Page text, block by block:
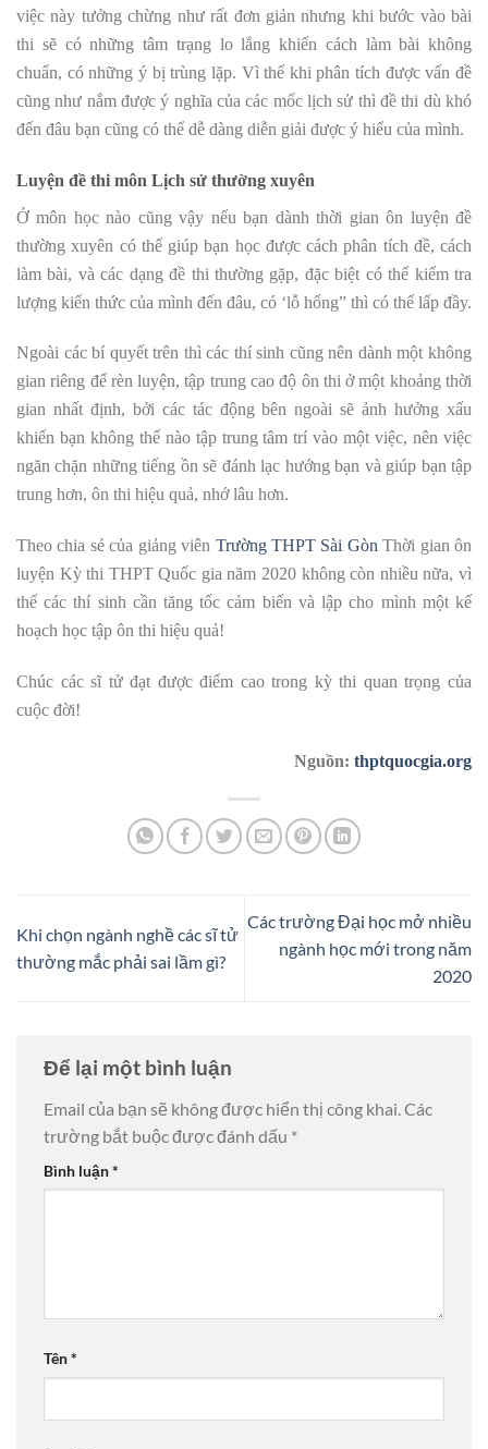
việc này tưởng chừng như rất đơn giản nhưng khi bước vào bài
thi sẽ có những tâm trạng lo lắng khiến cách làm bài không
chuẩn, có những ý bị trùng lặp. Vì thế khi phân tích được vấn đề
cũng như nắm được ý nghĩa của các mốc lịch sử thì đề thi dù khó
đến đâu bạn cũng có thể dễ dàng diễn giải được ý hiểu của mình.
Luyện đề thi môn Lịch sử thường xuyên
Ở môn học nào cũng vậy nếu bạn dành thời gian ôn luyện đề
thường xuyên có thể giúp bạn học được cách phân tích đề, cách
làm bài, và các dạng đề thi thường gặp, đặc biệt có thể kiểm tra
lượng kiến thức của mình đến đâu, có ‘lỗ hổng” thì có thể lấp đầy.
Ngoài các bí quyết trên thì các thí sinh cũng nên dành một không
gian riêng để rèn luyện, tập trung cao độ ôn thi ở một khoảng thời
gian nhất định, bởi các tác động bên ngoài sẽ ảnh hưởng xấu
khiến bạn không thể nào tập trung tâm trí vào một việc, nên việc
ngăn chặn những tiếng ồn sẽ đánh lạc hướng bạn và giúp bạn tập
trung hơn, ôn thi hiệu quả, nhớ lâu hơn.
Theo chia sẻ của giảng viên Trường THPT Sài Gòn Thời gian ôn
luyện Kỳ thi THPT Quốc gia năm 2020 không còn nhiều nữa, vì
thế các thí sinh cần tăng tốc cảm biến và lập cho mình một kế
hoạch học tập ôn thi hiệu quả!
Chúc các sĩ tử đạt được điểm cao trong kỳ thi quan trọng của
cuộc đời!
Nguồn: thptquocgia.org
Khi chọn ngành nghề các sĩ tử
thường mắc phải sai lầm gì?
Các trường Đại học mở nhiều
ngành học mới trong năm
2020
Để lại một bình luận
Email của bạn sẽ không được hiển thị công khai. Các
trường bắt buộc được đánh dấu *
Bình luận*
Tên*